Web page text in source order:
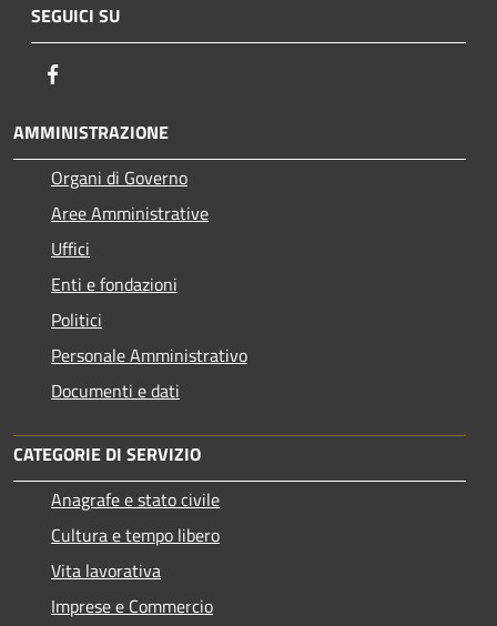
SEGUICI SU
AMMINISTRAZIONE
Organi di Governo
Aree Amministrative
Uffici
Enti e fondazioni
Politici
Personale Amministrativo
Documenti e dati
CATEGORIE DI SERVIZIO
Anagrafe e stato civile
Cultura e tempo libero
Vita lavorativa
Imprese e Commercio